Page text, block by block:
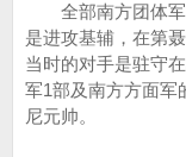
全部南方团体军
是进攻基辅，在第
当时的对手是驻守
军1部及南方方面军
尼元帅。